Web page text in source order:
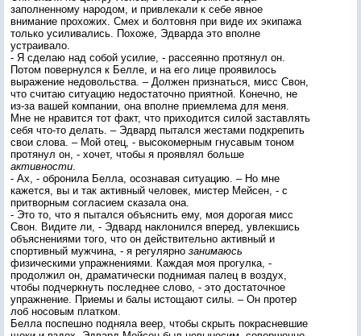
заполненному народом, и привлекали к себе явное
внимание прохожих. Смех и болтовня при виде их экипажа
только усиливались. Похоже, Эдварда это вполне
устраивало.
- Я сделаю над собой усилие, - рассеянно протянул он.
Потом повернулся к Белле, и на его лице проявилось
выражение недовольства. – Должен признаться, мисс Свон,
что считаю ситуацию недостаточно приятной. Конечно, не
из-за вашей компании, она вполне приемлема для меня.
Мне не нравится тот факт, что приходится силой заставлять
себя что-то делать. – Эдвард пытался жестами подкрепить
свои слова. – Мой отец, - высокомерным гнусавым тоном
протянул он, - хочет, чтобы я проявлял больше
активности.
- Ах, - обронила Белла, осознавая ситуацию. – Но мне
кажется, вы и так активный человек, мистер Мейсен, - с
притворным согласием сказала она.
- Это то, что я пытался объяснить ему, моя дорогая мисс
Свон. Видите ли, - Эдвард наклонился вперед, увлекшись
объяснениями того, что он действительно активный и
спортивный мужчина, - я регулярно занимаюсь
физическими упражнениями. Каждая моя прогулка, -
продолжил он, драматически поднимая палец в воздух,
чтобы подчеркнуть последнее слово, - это достаточное
упражнение. Приемы и балы истощают силы. – Он протер
лоб носовым платком.
Белла поспешно подняла веер, чтобы скрыть покрасневшие